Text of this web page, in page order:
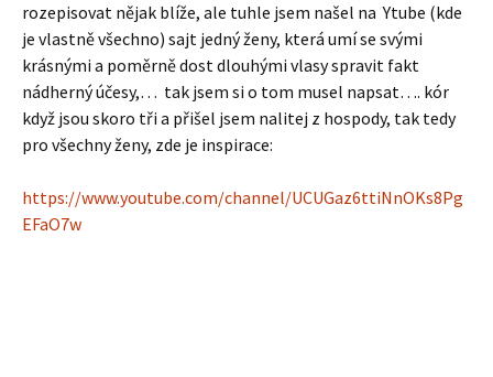
rozepisovat nějak blíže, ale tuhle jsem našel na Ytube (kde
je vlastně všechno) sajt jedný ženy, která umí se svými
krásnými a poměrně dost dlouhými vlasy spravit fakt
nádherný účesy,… tak jsem si o tom musel napsat…. kór
když jsou skoro tři a přišel jsem nalitej z hospody, tak tedy
pro všechny ženy, zde je inspirace:
https://www.youtube.com/channel/UCUGaz6ttiNnOKs8Pg
EFaO7w